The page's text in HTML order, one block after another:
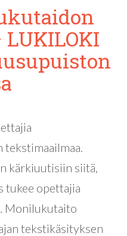
kärkiuutisiin siitä,
tukee opettajia
Monilukutaito
tekstikäsityksen